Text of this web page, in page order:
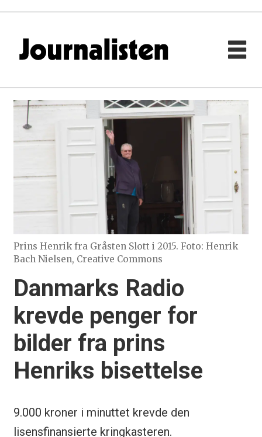
Prins Henrik fra Gråsten Slott i 2015. Foto: Henrik
Bach Nielsen, Creative Commons
Danmarks Radio
krevde penger for
bilder fra prins
Henriks bisettelse
9.000 kroner i minuttet krevde den
lisensfinansierte kringkasteren.